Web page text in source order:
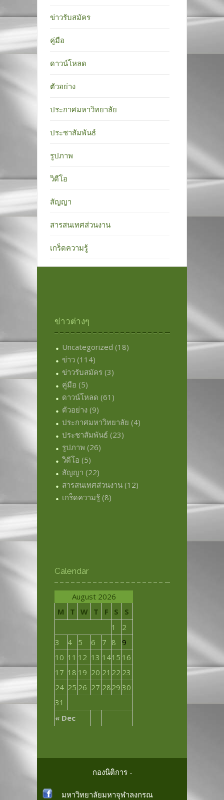
ข่าวรับสมัคร
คู่มือ
ดาวน์โหลด
ตัวอย่าง
ประกาศมหาวิทยาลัย
ประชาสัมพันธ์
รูปภาพ
วิดีโอ
สัญญา
สารสนเทศส่วนงาน
เกร็ดความรู้
ข่าวต่างๆ
Uncategorized (18)
ข่าว (114)
ข่าวรับสมัคร (3)
คู่มือ (5)
ดาวน์โหลด (61)
ตัวอย่าง (9)
ประกาศมหาวิทยาลัย (4)
ประชาสัมพันธ์ (23)
รูปภาพ (26)
วิดีโอ (5)
สัญญา (22)
สารสนเทศส่วนงาน (12)
เกร็ดความรู้ (8)
Calendar
August 2026
M
T W T F S S
« Dec
1
2
3
4 5 6 7 8
9
10 11 12 13 1415 16
17 18 19 20 21 22 23
24 25 26 27 2829 30
31
กองนิติการ -
มหาวิทยาลัยมหาจุฬาลงกรณ